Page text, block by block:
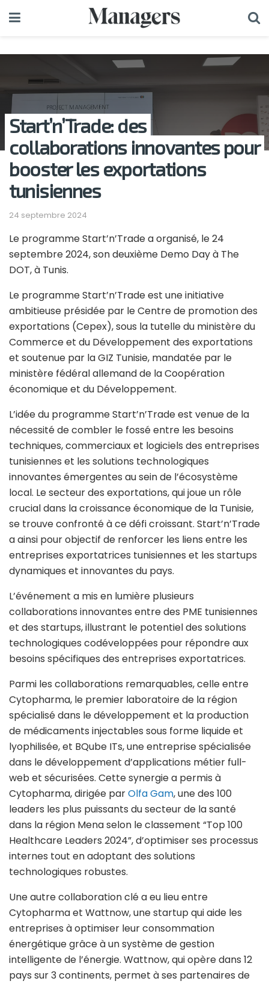
Start’n’Trade: des
collaborations innovantes pour
booster les exportations
tunisiennes
24 septembre 2024
Le programme Start’n’Trade a organisé, le 24
septembre 2024, son deuxième Demo Day à The
DOT, à Tunis.
Le programme Start’n’Trade est une initiative
ambitieuse présidée par le Centre de promotion des
exportations (Cepex), sous la tutelle du ministère du
Commerce et du Développement des exportations
et soutenue par la GIZ Tunisie, mandatée par le
ministère fédéral allemand de la Coopération
économique et du Développement.
L’idée du programme Start’n’Trade est venue de la
nécessité de combler le fossé entre les besoins
techniques, commerciaux et logiciels des entreprises
tunisiennes et les solutions technologiques
innovantes émergentes au sein de l’écosystème
local. Le secteur des exportations, qui joue un rôle
crucial dans la croissance économique de la Tunisie,
se trouve confronté à ce défi croissant. Start’n’Trade
a ainsi pour objectif de renforcer les liens entre les
entreprises exportatrices tunisiennes et les startups
dynamiques et innovantes du pays.
L’événement a mis en lumière plusieurs
collaborations innovantes entre des PME tunisiennes
et des startups, illustrant le potentiel des solutions
technologiques codéveloppées pour répondre aux
besoins spécifiques des entreprises exportatrices.
Parmi les collaborations remarquables, celle entre
Cytopharma, le premier laboratoire de la région
spécialisé dans le développement et la production
de médicaments injectables sous forme liquide et
lyophilisée, et BQube ITs, une entreprise spécialisée
dans le développement d’applications métier full-
web et sécurisées. Cette synergie a permis à
Cytopharma, dirigée parOlfa Gam, une des 100
leaders les plus puissants du secteur de la santé
dans la région Mena selon le classement “Top 100
Healthcare Leaders 2024”, d’optimiser ses processus
internes tout en adoptant des solutions
technologiques robustes.
Une autre collaboration clé a eu lieu entre
Cytopharma et Wattnow, une startup qui aide les
entreprises à optimiser leur consommation
énergétique grâce à un système de gestion
intelligente de l’énergie. Wattnow, qui opère dans 12
pays sur 3 continents, permet à ses partenaires de